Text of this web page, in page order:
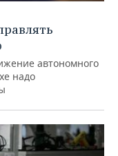
автономного
надо